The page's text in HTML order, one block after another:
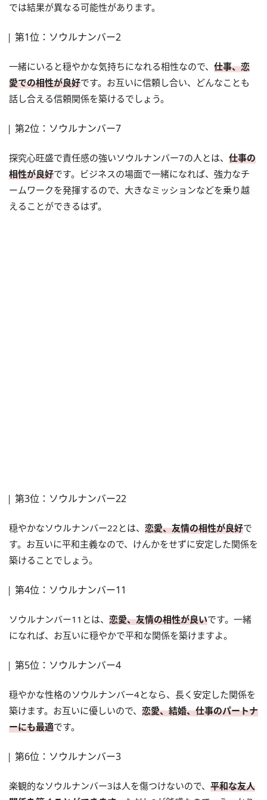
では結果が異なる可能性があります。
第1位：ソウルナンバー2
一緒にいると穏やかな気持ちになれる相性なので、 仕事、恋
愛での相性が良好です。お互いに信頼し合い、どんなことも
話し合える信頼関係を築けるでしょう。
第2位：ソウルナンバー7
探究心旺盛で責任感の強いソウルナンバー7の人とは、 仕事の
相性が良好です。ビジネスの場面で一緒になれば、強力なチ
ームワークを発揮するので、大きなミッションなどを乗り越
えることができるはず。
第3位：ソウルナンバー22
穏やかなソウルナンバー22とは、 恋愛、友情の相性が良好で
す。お互いに平和主義なので、けんかをせずに安定した関係を
築けることでしょう。
第4位：ソウルナンバー11
ソウルナンバー11とは、 恋愛、友情の相性が良いです。一緒
になれば、お互いに穏やかで平和な関係を築けますよ。
第5位：ソウルナンバー4
穏やかな性格のソウルナンバー4となら、長く安定した関係を
築けます。お互いに優しいので、 恋愛、結婚、仕事のパートナ
ーにも最適です。
第6位：ソウルナンバー3
楽観的なソウルナンバー3は人を傷つけないので、 平和な友人